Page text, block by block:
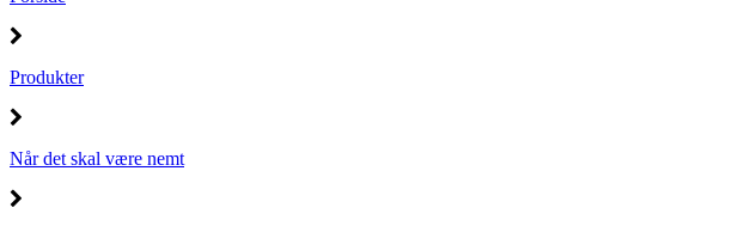
Produkter
Når det skal være nemt